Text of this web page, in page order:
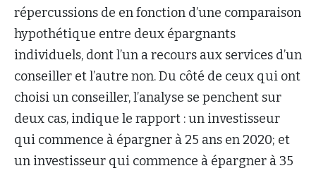
répercussions de en fonction d’une comparaison
hypothétique entre deux épargnants
individuels, dont l’un a recours aux services d’un
conseiller et l’autre non. Du côté de ceux qui ont
choisi un conseiller, l’analyse se penchent sur
deux cas, indique le rapport : un investisseur
qui commence à épargner à 25 ans en 2020; et
un investisseur qui commence à épargner à 35